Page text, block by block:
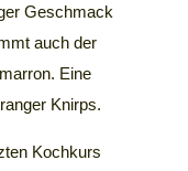
Geschmack
auch der
Eine
Knirps.
Kochkurs